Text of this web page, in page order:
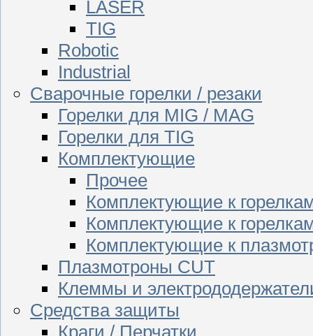
LASER
TIG
Robotic
Industrial
Сварочные горелки / резаки
Горелки для MIG / MAG
Горелки для TIG
Комплектующие
Прочее
Комплектующие к
Комплектующие к
Комплектующие к
Плазмотроны CUT
Клеммы и
Средства защиты
Краги / Перчатки